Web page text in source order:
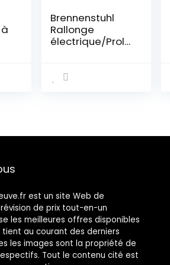
Brennenstuhl
Rallonge
électrique/Prolo
Solutions
commerces
France
est un site Web de
de prix tout-en-un
les meilleures offres disponibles
tient au courant des derniers
les images sont la propriété de
Tout le contenu cité est